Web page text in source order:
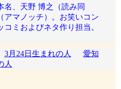
名、天野 博之（読み同
アマノッチ）。お笑いコン
ミおよびネタ作り担当。
3月24日生まれの人
愛知
人